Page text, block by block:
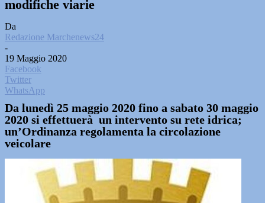
modifiche viarie
Da
Redazione Marchenews24
-
19 Maggio 2020
Facebook
Twitter
WhatsApp
Da lunedì 25 maggio 2020 fino a sabato 30 maggio
2020 si effettuerà un intervento su rete idrica;
un’Ordinanza regolamenta la circolazione
veicolare